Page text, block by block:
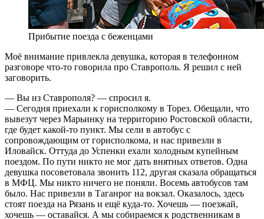
Прибытие поезда с беженцами
Моё внимание привлекла девушка, которая в телефонном
разговоре что-то говорила про Ставрополь. Я решил с ней
заговорить.
— Вы из Ставрополя? — спросил я.
— Сегодня приехали к горисполкому в Торез. Обещали, что
вывезут через Марьинку на территорию Ростовской области,
где будет какой-то пункт. Мы сели в автобус с
сопровождающим от горисполкома, и нас привезли в
Иловайск. Оттуда до Успенки ехали холодным купейным
поездом. По пути никто не мог дать внятных ответов. Одна
девушка посоветовала звонить 112, другая сказала обращаться
в МФЦ. Мы никто ничего не поняли. Восемь автобусов там
было. Нас привезли в Таганрог на вокзал. Оказалось, здесь
стоят поезда на Рязань и ещё куда-то. Хочешь — поезжай,
хочешь — оставайся. А мы собираемся к родственникам в